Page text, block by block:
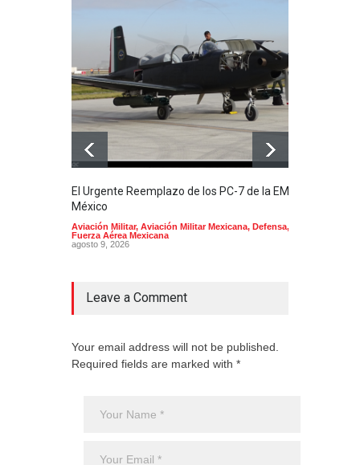
El Urgente Reemplazo de los PC-7 de la EMA en
México
Aviación Militar, Aviación Militar Mexicana, Defensa,
Fuerza Aérea Mexicana
agosto 9, 2026
Leave a Comment
Your email address will not be published.
Required fields are marked with *